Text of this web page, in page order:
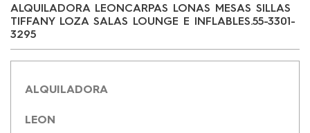
ALQUILADORA LEONCARPAS LONAS MESAS SILLAS
TIFFANY LOZA SALAS LOUNGE E INFLABLES.55-3301-
3295
ALQUILADORA
LEON